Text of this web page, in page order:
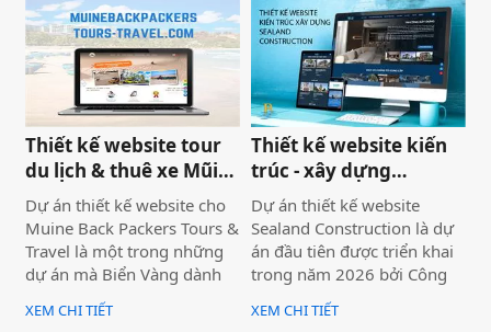
B2B bị đối thủ có website
chuyên nghiệp hơn giành
mất, dù năng lực kỹ thuật
của bạn hoàn toàn vượt
định hướng trở thành một
công cụ hỗ trợ bán hàng
thực tế.
Thiết kế website tour
du lịch & thuê xe Mũi
Né
Dự án thiết kế website cho
Muine Back Packers Tours &
Travel là một trong những
dự án mà Biển Vàng dành
rất nhiều tâm huyết để triển
khai trọn vẹn cả về giao
XEM CHI TIẾT
Thiết kế website kiến
trúc - xây dựng
Sealand Construction
Dự án thiết kế website
Sealand Construction là dự
án đầu tiên được triển khai
trong năm 2026 bởi Công
ty Thiết kế Website Biển
Vàng, mang ý nghĩa mở đầu
XEM CHI TIẾT